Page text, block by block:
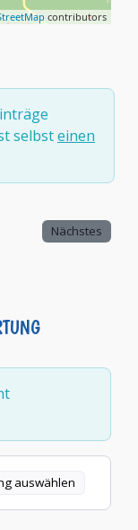
contributors
selbsteinen
Nächstes
auswählen